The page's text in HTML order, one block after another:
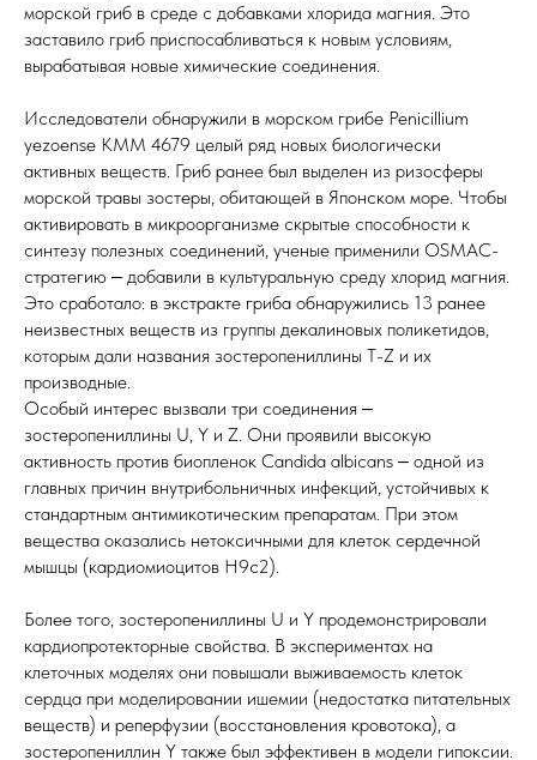
морской гриб в среде с добавками хлорида магния. Это
заставило гриб приспосабливаться к новым условиям,
вырабатывая новые химические соединения.
Исследователи обнаружили в морском грибе Penicillium
yezoense KMM 4679 целый ряд новых биологически
активных веществ. Гриб ранее был выделен из ризосферы
морской травы зостеры, обитающей в Японском море. Чтобы
активировать в микроорганизме скрытые способности к
синтезу полезных соединений, ученые применили OSMAC-
стратегию ‒ добавили в культуральную среду хлорид магния.
Это сработало: в экстракте гриба обнаружились 13 ранее
неизвестных веществ из группы декалиновых поликетидов,
которым дали названия зостеропениллины T-Z и их
производные.
Особый интерес вызвали три соединения ‒
зостеропениллины U, Y и Z. Они проявили высокую
активность против биопленок Candida albicans ‒ одной из
главных причин внутрибольничных инфекций, устойчивых к
стандартным антимикотическим препаратам. При этом
вещества оказались нетоксичными для клеток сердечной
мышцы (кардиомиоцитов H9c2).
Более того, зостеропениллины U и Y продемонстрировали
кардиопротекторные свойства. В экспериментах на
клеточных моделях они повышали выживаемость клеток
сердца при моделировании ишемии (недостатка питательных
веществ) и реперфузии (восстановления кровотока), а
зостеропениллин Y также был эффективен в модели гипоксии.